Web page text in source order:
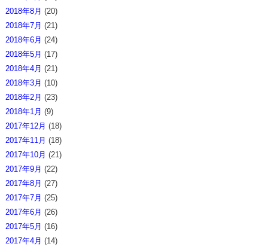
2018年8月 (20)
2018年7月 (21)
2018年6月 (24)
2018年5月 (17)
2018年4月 (21)
2018年3月 (10)
2018年2月 (23)
2018年1月 (9)
2017年12月 (18)
2017年11月 (18)
2017年10月 (21)
2017年9月 (22)
2017年8月 (27)
2017年7月 (25)
2017年6月 (26)
2017年5月 (16)
2017年4月 (14)